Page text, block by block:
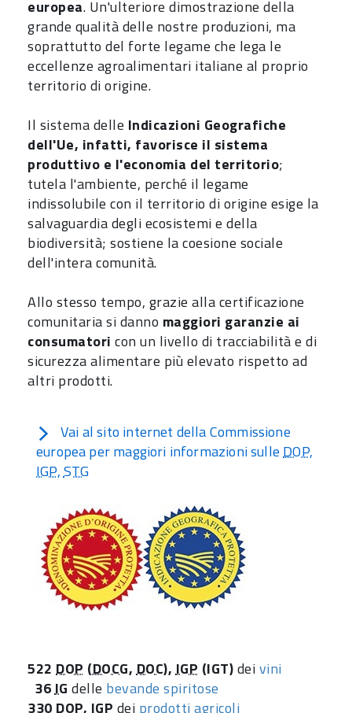
europea. Un'ulteriore dimostrazione della
grande qualità delle nostre produzioni, ma
soprattutto del forte legame che lega le
eccellenze agroalimentari italiane al proprio
territorio di origine.
Il sistema delle Indicazioni Geografiche
dell'Ue, infatti, favorisce il sistema
produttivo e l'economia del territorio;
tutela l'ambiente, perché il legame
indissolubile con il territorio di origine esige la
salvaguardia degli ecosistemi e della
biodiversità; sostiene la coesione sociale
dell'intera comunità.
Allo stesso tempo, grazie alla certificazione
comunitaria si danno maggiori garanzie ai
consumatori con un livello di tracciabilità e di
sicurezza alimentare più elevato rispetto ad
altri prodotti.
Vai al sito internet della Commissione
europea per maggiori informazioni sulleDOP,
IGP,STG
522 DOP (DOCG,DOC),IGP (IGT)deivini
36IG delle bevande spiritose
330DOP,IGP dei prodotti agricoli